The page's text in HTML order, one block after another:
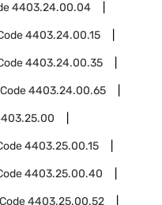
4403.24.00.04
4403.24.00.15
4403.24.00.35
4403.24.00.65
4403.25.00.15
4403.25.00.40
4403.25.00.52